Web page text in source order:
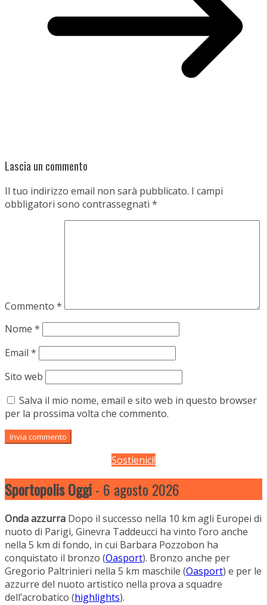
Lascia un commento
Il tuo indirizzo email non sarà pubblicato. I campi
obbligatori sono contrassegnati *
Commento *
Nome *
Email *
Sito web
Salva il mio nome, email e sito web in questo browser
per la prossima volta che commento.
Sostienici!
Sportopolis Oggi- 6 agosto 2026
Onda azzurra Dopo il successo nella 10 km agli Europei di
nuoto di Parigi, Ginevra Taddeucci ha vinto l’oro anche
nella 5 km di fondo, in cui Barbara Pozzobon ha
conquistato il bronzo (Oasport). Bronzo anche per
Gregorio Paltrinieri nella 5 km maschile (Oasport) e per le
azzurre del nuoto artistico nella prova a squadre
dell’acrobatico (highlights).